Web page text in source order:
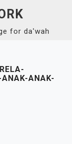
for da'wah
ANAK-